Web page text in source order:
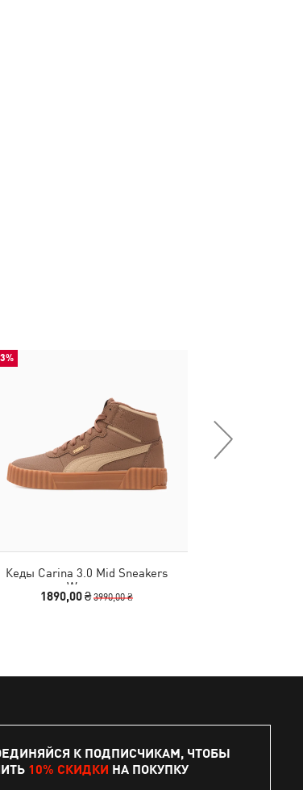
Кеды Carina 3.0 Mid Sneakers
Women
1890,00 ₴3990,00 ₴
К ПОДПИСЧИКАМ, ЧТОБЫ
10% СКИДКИ НА ПОКУПКУ